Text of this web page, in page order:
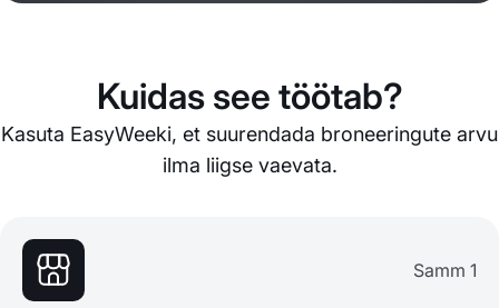
Kuidas see töötab?
Kasuta EasyWeeki, et suurendada broneeringute arvu
ilma liigse vaevata.
Samm 1